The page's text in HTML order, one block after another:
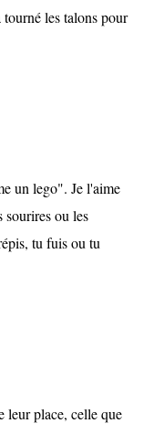
les talons pour
un lego". Je l'aime
sourires ou les
tu fuis ou tu
leur place, celle que